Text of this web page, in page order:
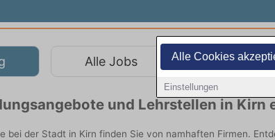
Alle Cookies
Einstellungen
Alle Jobs Teilzeit
und Lehrstellen in Kirn
bei der Stadt in Kirn finden Sie von namhaften Firmen.